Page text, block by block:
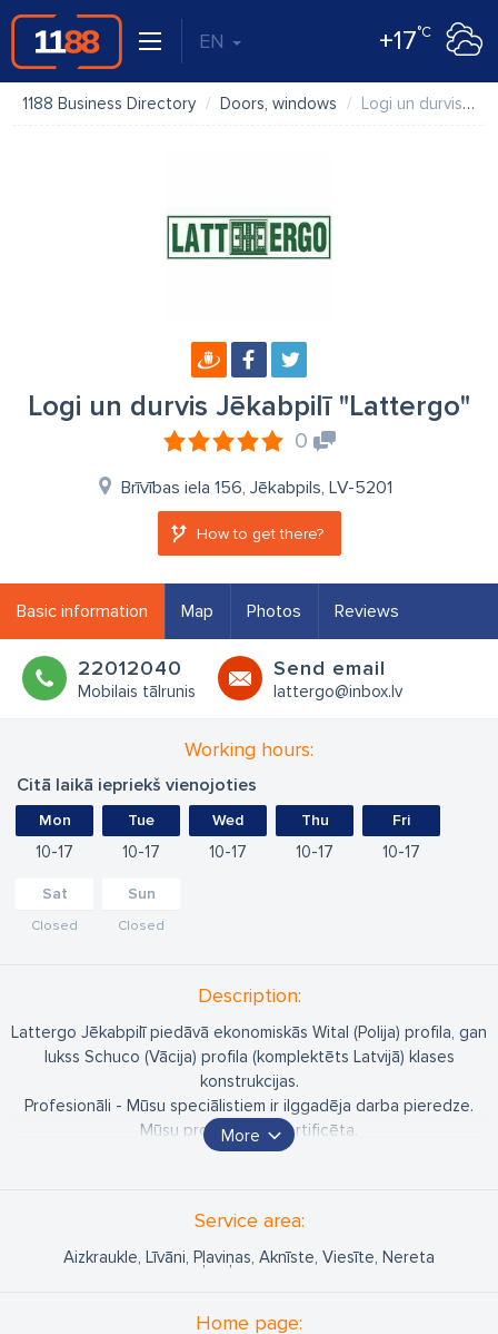
EN +17°C
1188 Business Directory Doors, windows Logi un durvis Jēkabpilī "Lattergo"
Logi un durvis Jēkabpilī "Lattergo"
0
Brīvības iela 156, Jēkabpils, LV-5201
How to get there?
Basic information Map Photos Reviews
22012040
Mobilais tālrunis
Send email
lattergo@inbox.lv
Working hours:
Citā laikā iepriekš vienojoties
Mon
10 17
Tue
10 17
Wed
10 17
Thu
10 17
Fri
10 17
Sat
Closed
Sun
Closed
Description:
Lattergo Jēkabpilī piedāvā ekonomiskās Wital (Polija) profila, gan
lukss Schuco (Vācija) profila (komplektēts Latvijā) klases
konstrukcijas.
Profesionāli - Mūsu speciālistiem ir ilggadēja darba pieredze.
Mūsu produkcija ir sertificēta.
Ērti - Jūs varat veikt pasūtījumus neizejot no mājām. Bet, ja Jūs
paraugus, tiekat laipni gaidīti mūsu birojā.
Droši - Mēs garantējam savas produkcijas kvalitāti un
More
Service area:
Aizkraukle, Līvāni, Pļaviņas, Aknīste, Viesīte, Nereta
Home page: